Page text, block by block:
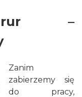
rur –
Zanim
zabierzemy się
do pracy,